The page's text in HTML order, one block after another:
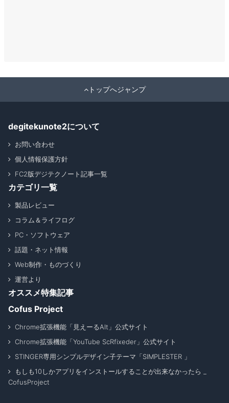
トップへジャンプ
degitekunote2について
お問い合わせ
個人情報保護方針
FC2版デジテクノート記事一覧
カテゴリ一覧
製品レビュー
コラム＆ライフログ
PC・ソフトウェア
話題・ネット情報
Web制作・ものづくり
運営より
オススメ特集記事
Cofus Project
Chrome拡張機能「見えーるAlt」公式サイト
Chrome拡張機能「YouTube ScRfixeder」公式サイト
STINGER専用シンプルデザイン子テーマ「SIMPLESTER 」
もしも10しかアプリをインストールすることが出来なかったら _
CofusProject